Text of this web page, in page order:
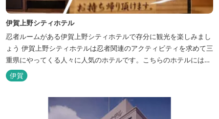
伊賀上野シティホテル
忍者ルームがある伊賀上野シティホテルで存分に観光を楽しみまし
ょう 伊賀上野シティホテルは忍者関連のアクティビティを求めて三
重県にやってくる人々に人気のホテルです。こちらのホテルには、
忍者の内装が施された部屋がいくつかあります。壁紙からトイレッ
トペーパーに至るまで、忍者に関連したデザインモチーフがあしら
われています。 伊賀上野城や伊賀流忍者博物館から徒歩わずか10
分の位置にあるこのホテ...
伊賀